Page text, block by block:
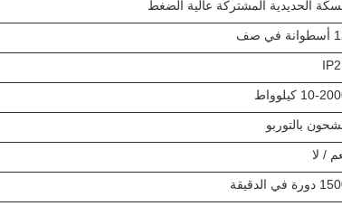
الحديدية المشتركة عالية الضغط
في صف
2000 كيلوواط
بالتوربو
/ لا
في الدقيقة